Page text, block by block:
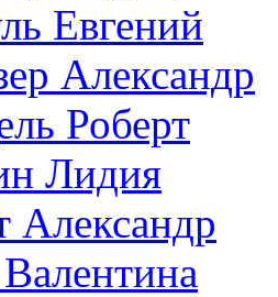
Евгений
Александр
Роберт
Лидия
Александр